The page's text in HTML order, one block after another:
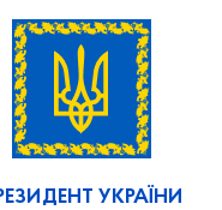
УКРАЇНИ